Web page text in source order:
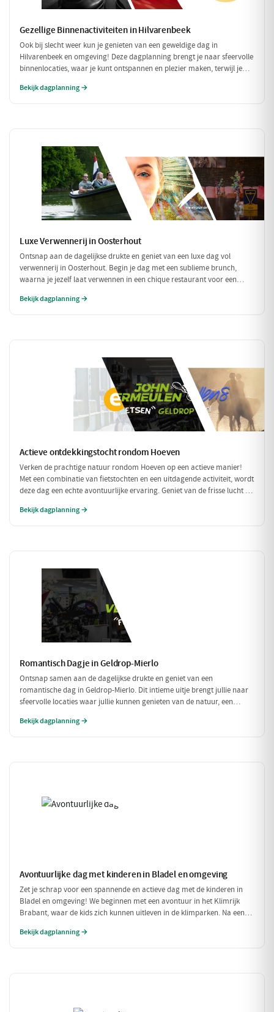
Gezellige Binnenactiviteiten in Hilvarenbeek
Ook bij slecht weer kun je genieten van een geweldige dag in
Hilvarenbeek en omgeving! Deze dagplanning brengt je naar sfeervolle
binnenlocaties, waar je kunt ontspannen en plezier maken, terwijl je
vrienden of familie!
Bekijk dagplanning →
Luxe Verwennerij in Oosterhout
Ontsnap aan de dagelijkse drukte en geniet van een luxe dag vol
verwennerij in Oosterhout. Begin je dag met een sublieme brunch,
waarna je jezelf laat verwennen in een chique restaurant voor een
weg met een bezoek aan een exclusieve wellness. Een dag om nooit te
Bekijk dagplanning →
Actieve ontdekkingstocht rondom Hoeven
Verken de prachtige natuur rondom Hoeven op een actieve manier!
Met een combinatie van fietstochten en een uitdagende activiteit, wordt
deze dag een echte avontuurlijke ervaring. Geniet van de frisse lucht en
Bekijk dagplanning →
Romantisch Dagje in Geldrop-Mierlo
Ontsnap samen aan de dagelijkse drukte en geniet van een
romantische dag in Geldrop-Mierlo. Dit intieme uitje brengt jullie naar
sfeervolle locaties waar jullie kunnen genieten van de natuur, een
de omgeving en elkaar.
Bekijk dagplanning →
Avontuurlijke dag met kinderen in Bladel en omgeving
Zet je schrap voor een spannende en actieve dag met de kinderen in
Bladel en omgeving! We beginnen met een avontuur in het Klimrijk
Brabant, waar de kids zich kunnen uitleven in de klimparken. Na een
heerlijke traktatie bij Milly's IJs Boutique, waar je kunt zien hoe het
Bekijk dagplanning →